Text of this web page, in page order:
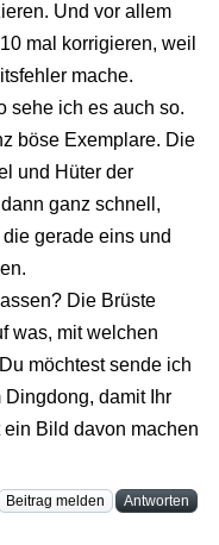
Und vor allem
mal korrigieren, weil
mache.
sehe ich es auch so.
böse Exemplare. Die
und Hüter der
ganz schnell,
gerade eins und
Die Brüste
was, mit welchen
möchtest sende ich
damit Ihr
Bild davon machen
Beitrag melden Antworten